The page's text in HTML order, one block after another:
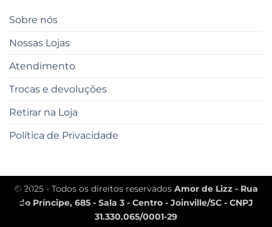
Sobre nós
Nossas Lojas
Atendimento
Trocas e devoluções
Retirar na Loja
Política de Privacidade
© 2025 - Todos os direitos reservados Amor de Lizz - Rua
do Príncipe, 685 - Sala 3 - Centro - Joinville/SC - CNPJ
31.330.065/0001-29